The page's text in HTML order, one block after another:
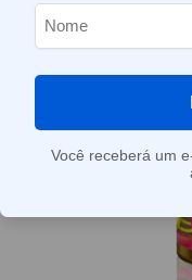
Você receberá um